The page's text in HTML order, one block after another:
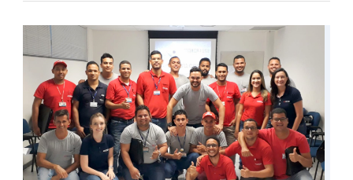
NOSSAS ASSOCIADAS
SEJA UM ASSOCIADO
VAGAS